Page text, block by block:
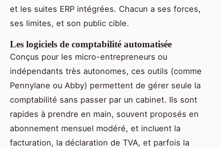
et les suites ERP intégrées. Chacun a ses forces,
ses limites, et son public cible.
Les logiciels de comptabilité automatisée
Conçus pour les micro-entrepreneurs ou
indépendants très autonomes, ces outils (comme
Pennylane ou Abby) permettent de gérer seule la
comptabilité sans passer par un cabinet. Ils sont
rapides à prendre en main, souvent proposés en
abonnement mensuel modéré, et incluent la
facturation, la déclaration de TVA, et parfois la